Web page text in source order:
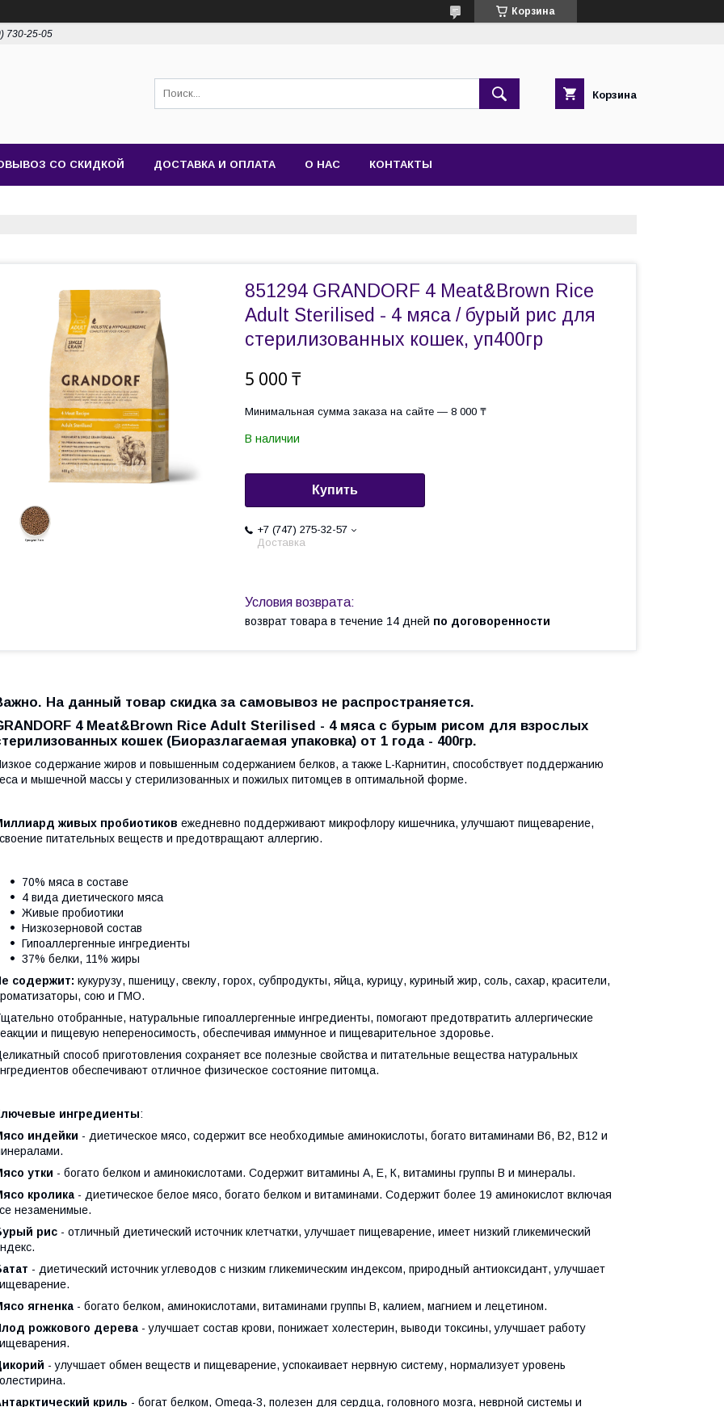
Корзина
730-25-05
Корзина
СО СКИДКОЙ ДОСТАВКА И ОПЛАТА О НАС КОНТАКТЫ
851294 GRANDORF 4 Meat&Brown Rice
Adult Sterilised - 4 мяса / бурый рис для
стерилизованных кошек, уп400гр
5 000 ₸
Минимальная сумма заказа на сайте — 8 000 ₸
В наличии
Купить
+7 (747) 275-32-57
Доставка
возврат товара в течение 14 дней по договоренности
На данный товар скидка за самовывоз не распространяется.
4 Meat&Brown Rice Adult Sterilised - 4 мяса с бурым рисом для взрослых
кошек (Биоразлагаемая упаковка) от 1 года - 400гр.
содержание жиров и повышенным содержанием белков, а также L-Карнитин, способствует поддержанию
и мышечной массы у стерилизованных и пожилых питомцев в оптимальной форме.
живых пробиотиков ежедневно поддерживают микрофлору кишечника, улучшают пищеварение,
питательных веществ и предотвращают аллергию.
70% мяса в составе
4 вида диетического мяса
Живые пробиотики
Низкозерновой состав
Гипоаллергенные ингредиенты
37% белки, 11% жиры
содержит: кукурузу, пшеницу, свеклу, горох, субпродукты, яйца, курицу, куриный жир, соль, сахар, красители,
сою и ГМО.
отобранные, натуральные гипоаллергенные ингредиенты, помогают предотвратить аллергические
и пищевую непереносимость, обеспечивая иммунное и пищеварительное здоровье.
способ приготовления сохраняет все полезные свойства и питательные вещества натуральных
обеспечивают отличное физическое состояние питомца.
ингредиенты:
индейки - диетическое мясо, содержит все необходимые аминокислоты, богато витаминами В6, В2, В12 и
утки - богато белком и аминокислотами. Содержит витамины А, Е, К, витамины группы В и минералы.
кролика - диетическое белое мясо, богато белком и витаминами. Содержит более 19 аминокислот включая
незаменимые.
рис - отличный диетический источник клетчатки, улучшает пищеварение, имеет низкий гликемический
- диетический источник углеводов с низким гликемическим индексом, природный антиоксидант, улучшает
ягненка - богато белком, аминокислотами, витаминами группы В, калием, магнием и лецетином.
рожкового дерева - улучшает состав крови, понижает холестерин, выводи токсины, улучшает работу
- улучшает обмен веществ и пищеварение, успокаивает нервную систему, нормализует уровень
криль - богат белком, Omega-3, полезен для сердца, головного мозга, неврной системы и